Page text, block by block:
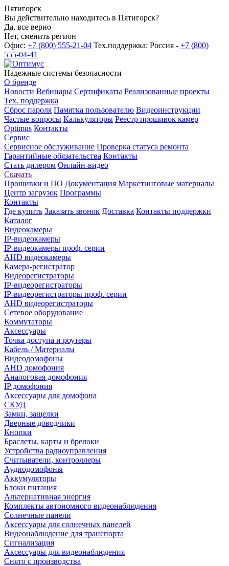
Пятигорск
Вы действительно находитесь в Пятигорск?
Да, все верно
Нет, сменить регион
Офис: +7 (800) 555-21-04 Тех.поддержка: Россия - +7 (800)
555-04-41
Надежные системы безопасности
О бренде
Новости Вебинары Сертификаты Реализованные проекты
Тех. поддержка
Сброс пароля Памятка пользователю Видеоинструкции
Частые вопросы Калькуляторы Реестр прошивок камер
Optimus Контакты
Сервис
Сервисное обслуживание Проверка статуса ремонта
Гарантийные обязательства Контакты
Стать дилером Онлайн-видео
Скачать
Прошивки и ПО Документация Маркетинговые материалы
Центр загрузок Программы
Контакты
Где купить Заказать звонок Доставка Контакты поддержки
Каталог
Видеокамеры
IP-видеокамеры
IP-видеокамеры проф. серии
AHD видеокамеры
Камера-регистратор
Видеорегистраторы
IP-видеорегистраторы
IP-видеорегистраторы проф. серии
AHD видеорегистраторы
Сетевое оборудование
Коммутаторы
Аксессуары
Точка доступа и роутеры
Кабель / Материалы
Видеодомофоны
AHD домофония
Аналоговая домофония
IP домофония
Аксессуары для домофона
СКУД
Замки, защелки
Дверные доводчики
Кнопки
Браслеты, карты и брелоки
Устройства радиоуправления
Считыватели, контроллеры
Аудиодомофоны
Аккумуляторы
Блоки питания
Альтернативная энергия
Комплекты автономного видеонаблюдения
Солнечные панели
Аксессуары для солнечных панелей
Видеонаблюдение для транспорта
Сигнализация
Аксессуары для видеонаблюдения
Снято с производства